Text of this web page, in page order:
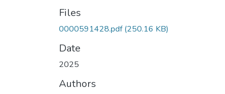
Files
0000591428.pdf (250.16 KB)
Date
2025
Authors